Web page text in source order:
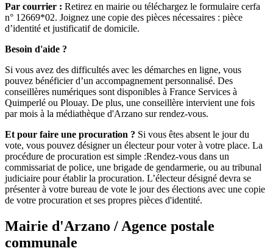
Par courrier : Retirez en mairie ou téléchargez le formulaire cerfa
n° 12669*02. Joignez une copie des pièces nécessaires : pièce
d’identité et justificatif de domicile.
Besoin d'aide ?
Si vous avez des difficultés avec les démarches en ligne, vous
pouvez bénéficier d’un accompagnement personnalisé. Des
conseillères numériques sont disponibles à France Services à
Quimperlé ou Plouay. De plus, une conseillère intervient une fois
par mois à la médiathèque d'Arzano sur rendez-vous.
Et pour faire une procuration ? Si vous êtes absent le jour du
vote, vous pouvez désigner un électeur pour voter à votre place. La
procédure de procuration est simple :Rendez-vous dans un
commissariat de police, une brigade de gendarmerie, ou au tribunal
judiciaire pour établir la procuration. L’électeur désigné devra se
présenter à votre bureau de vote le jour des élections avec une copie
de votre procuration et ses propres pièces d'identité.
Mairie d'Arzano / Agence postale
communale